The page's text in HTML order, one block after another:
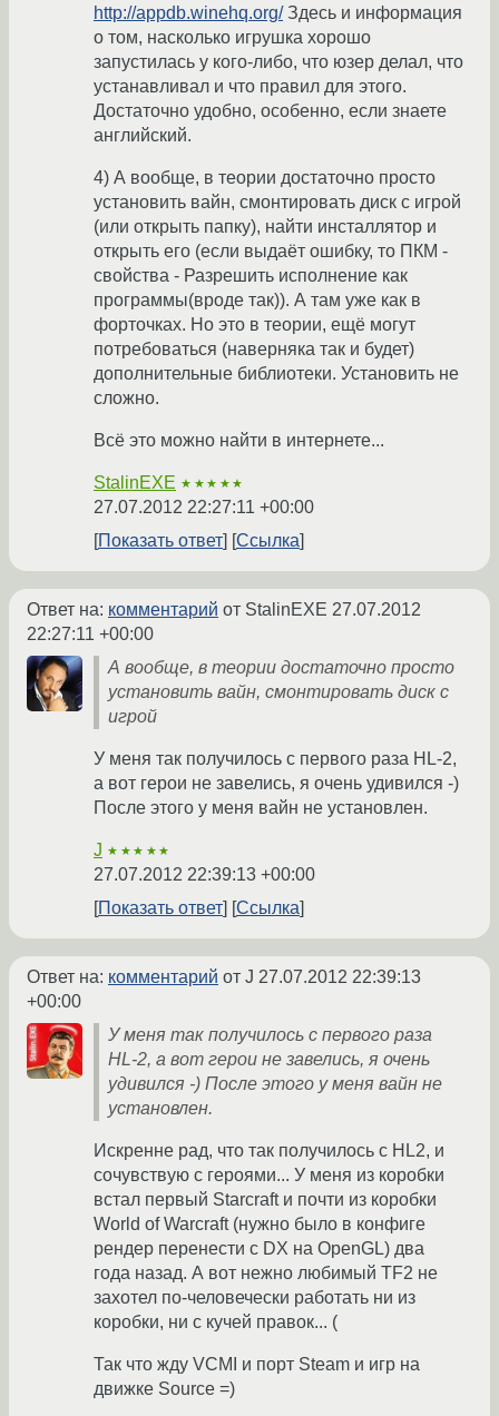
http://appdb.winehq.org/Здесь и информация
о том, насколько игрушка хорошо
запустилась у кого-либо, что юзер делал, что
устанавливал и что правил для этого.
Достаточно удобно, особенно, если знаете
английский.
4) А вообще, в теории достаточно просто
установить вайн, смонтировать диск с игрой
(или открыть папку), найти инсталлятор и
открыть его (если выдаёт ошибку, то ПКМ -
свойства - Разрешить исполнение как
программы(вроде так)). А там уже как в
форточках. Но это в теории, ещё могут
потребоваться (наверняка так и будет)
дополнительные библиотеки. Установить не
сложно.
Всё это можно найти в интернете...
StalinEXE ★★★★★
27.07.2012 22:27:11 +00:00
Показать ответ
Ссылка
Ответ на: комментарий от StalinEXE 27.07.2012
22:27:11 +00:00
А вообще, в теории достаточно просто
установить вайн, смонтировать диск с
игрой
У меня так получилось с первого раза HL-2,
а вот герои не завелись, я очень удивился -)
После этого у меня вайн не установлен.
J ★★★★★
27.07.2012 22:39:13 +00:00
Показать ответ
Ссылка
Ответ на: комментарий от J 27.07.2012 22:39:13
+00:00
У меня так получилось с первого раза
HL-2, а вот герои не завелись, я очень
удивился -) После этого у меня вайн не
установлен.
Искренне рад, что так получилось с HL2, и
сочувствую с героями... У меня из коробки
встал первый Starcraft и почти из коробки
World of Warcraft (нужно было в конфиге
рендер перенести с DX на OpenGL) два
года назад. А вот нежно любимый TF2 не
захотел по-человечески работать ни из
коробки, ни с кучей правок... (
Так что жду VCMI и порт Steam и игр на
движке Source =)